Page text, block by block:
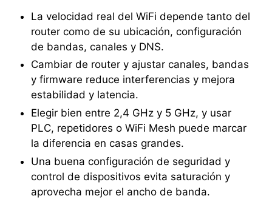
La velocidad real del WiFi depende tanto del
router como de su ubicación, configuración
de bandas, canales y DNS.
Cambiar de router y ajustar canales, bandas
y firmware reduce interferencias y mejora
estabilidad y latencia.
Elegir bien entre 2,4 GHz y 5 GHz, y usar
PLC, repetidores o WiFi Mesh puede marcar
la diferencia en casas grandes.
Una buena configuración de seguridad y
control de dispositivos evita saturación y
aprovecha mejor el ancho de banda.